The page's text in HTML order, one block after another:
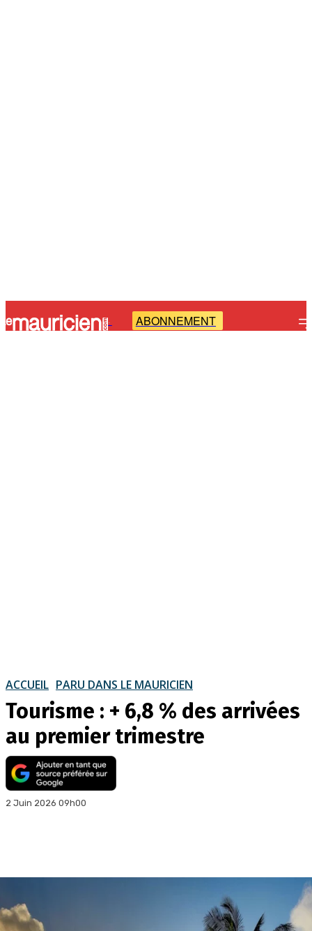
- ABONNEMENT
ACCUEIL PARU DANS LE MAURICIEN
Tourisme : + 6,8 % des arrivées
au premier trimestre
2 Juin 2026 09h00